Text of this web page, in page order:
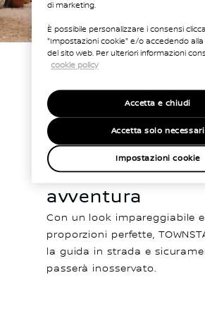
Esibisci la
tua voglia di
avventura
Esterni
Con un look impareggiabile e
proporzioni perfette,
la guida in strada e
passerà inosservato.
di marketing.
È possibile personalizzare i consensi
"Impostazioni cookie" e/o accedendo alla
del sito web. Per ulteriori informazioni
cookie policy
Accetta solo necessari
Accetta e chiudi
Impostazioni cookie